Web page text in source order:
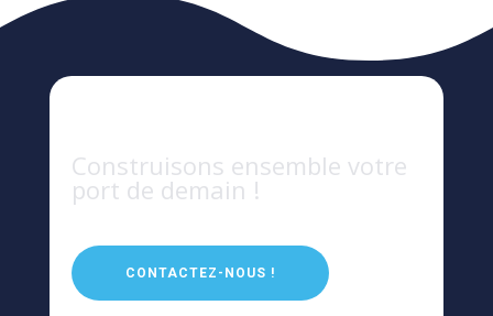
Construisons ensemble votre
port de demain !
CONTACTEZ-NOUS !